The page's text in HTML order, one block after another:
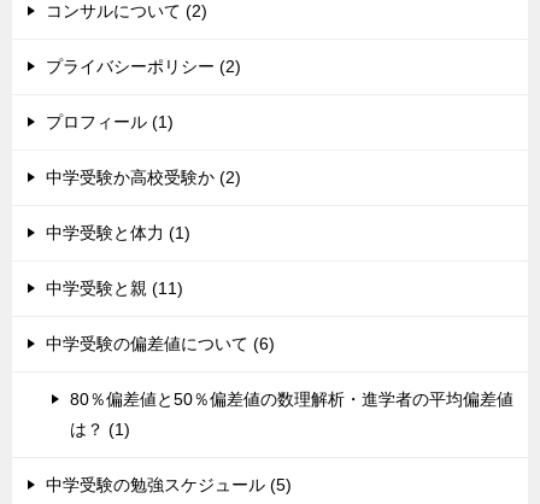
コンサルについて (2)
プライバシーポリシー (2)
プロフィール (1)
中学受験か高校受験か (2)
中学受験と体力 (1)
中学受験と親 (11)
中学受験の偏差値について (6)
80％偏差値と50％偏差値の数理解析・進学者の平均偏差値
は？ (1)
中学受験の勉強スケジュール (5)